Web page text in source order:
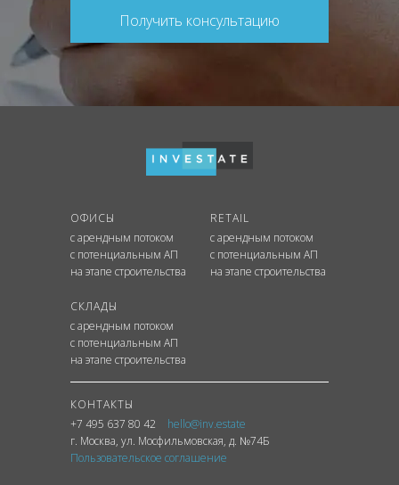
Получить консультацию
ОФИСЫ
с арендным потоком
с потенциальным АП
на этапе строительства
RETAIL
с арендным потоком
с потенциальным АП
на этапе строительства
СКЛАДЫ
с арендным потоком
с потенциальным АП
на этапе строительства
КОНТАКТЫ
+7 495 637 80 42
hello@inv.estate
г. Москва, ул. Мосфильмовская, д. №74Б
Пользовательское соглашение